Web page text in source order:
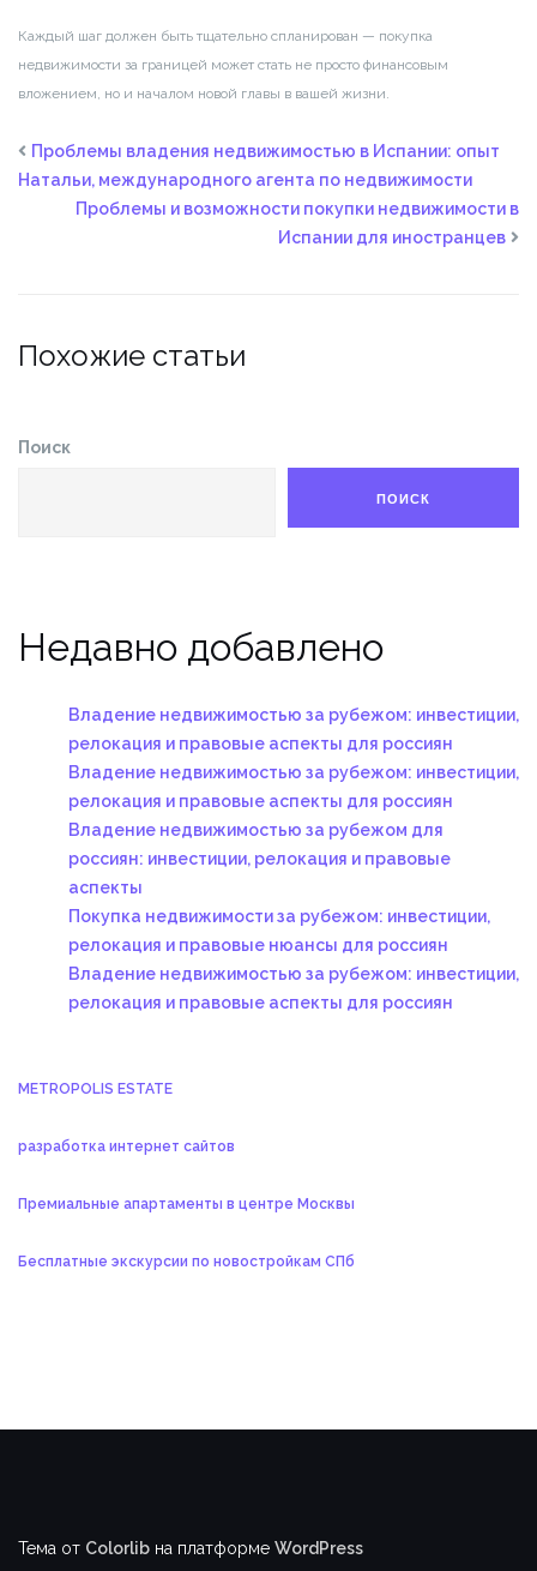
Каждый шаг должен быть тщательно спланирован — покупка
недвижимости за границей может стать не просто финансовым
вложением, но и началом новой главы в вашей жизни.
Проблемы владения недвижимостью в Испании: опыт
Натальи, международного агента по недвижимости
Проблемы и возможности покупки недвижимости в
Испании для иностранцев
Похожие статьи
Поиск
ПОИСК
Недавно добавлено
Владение недвижимостью за рубежом: инвестиции,
релокация и правовые аспекты для россиян
Владение недвижимостью за рубежом: инвестиции,
релокация и правовые аспекты для россиян
Владение недвижимостью за рубежом для
россиян: инвестиции, релокация и правовые
аспекты
Покупка недвижимости за рубежом: инвестиции,
релокация и правовые нюансы для россиян
Владение недвижимостью за рубежом: инвестиции,
релокация и правовые аспекты для россиян
METROPOLIS ESTATE
разработка интернет сайтов
Премиальные апартаменты в центре Москвы
Бесплатные экскурсии по новостройкам СПб
Тема от Colorlib на платформе WordPress